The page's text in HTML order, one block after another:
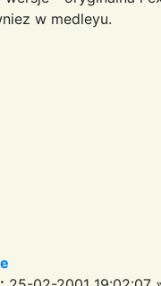
w medleyu.